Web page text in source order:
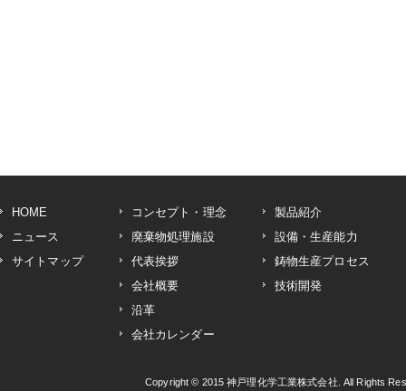
HOME
ニュース
サイトマップ
コンセプト・理念
廃棄物処理施設
代表挨拶
会社概要
沿革
会社カレンダー
製品紹介
設備・生産能力
鋳物生産プロセス
技術開発
Copyright © 2015神戸理化学工業株式会社 . All Rights